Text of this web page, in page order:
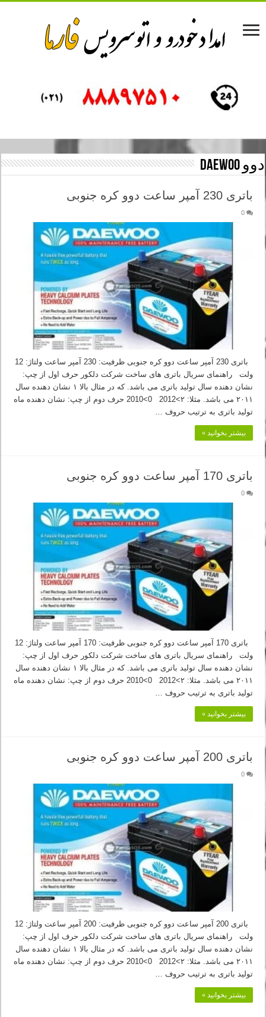
دوو Daewoo
باتری 230 آمپر ساعت دوو کره جنوبی
0
باتری 230 آمپر ساعت دوو کره جنوبی ظرفیت: 230 آمپر ساعت ولتاژ: 12
ولت راهنمای سریال باتری های ساخت شرکت دلکور حرف اول از چپ:
نشان دهنده سال تولید باتری می باشد. که در مثال بالا ۱ نشان دهنده سال
۲۰۱۱ می باشد. مثلا: ۲>2012 0>2010 حرف دوم از چپ: نشان دهنده ماه
تولید باتری به ترتیب حروف …
بیشتر بخوانید »
باتری 170 آمپر ساعت دوو کره جنوبی
0
باتری 170 آمپر ساعت دوو کره جنوبی ظرفیت: 170 آمپر ساعت ولتاژ: 12
ولت راهنمای سریال باتری های ساخت شرکت دلکور حرف اول از چپ:
نشان دهنده سال تولید باتری می باشد. که در مثال بالا ۱ نشان دهنده سال
۲۰۱۱ می باشد. مثلا: ۲>2012 0>2010 حرف دوم از چپ: نشان دهنده ماه
تولید باتری به ترتیب حروف …
بیشتر بخوانید »
باتری 200 آمپر ساعت دوو کره جنوبی
0
باتری 200 آمپر ساعت دوو کره جنوبی ظرفیت: 200 آمپر ساعت ولتاژ: 12
ولت راهنمای سریال باتری های ساخت شرکت دلکور حرف اول از چپ:
نشان دهنده سال تولید باتری می باشد. که در مثال بالا ۱ نشان دهنده سال
۲۰۱۱ می باشد. مثلا: ۲>2012 0>2010 حرف دوم از چپ: نشان دهنده ماه
تولید باتری به ترتیب حروف …
بیشتر بخوانید »